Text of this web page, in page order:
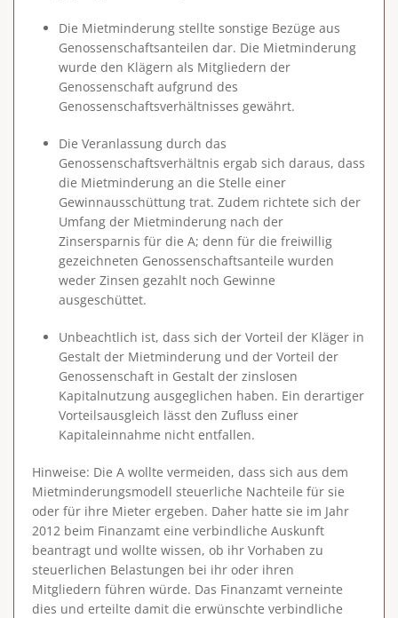
Die Mietminderung stellte sonstige Bezüge aus
Genossenschaftsanteilen dar. Die Mietminderung
wurde den Klägern als Mitgliedern der
Genossenschaft aufgrund des
Genossenschaftsverhältnisses gewährt.
Die Veranlassung durch das
Genossenschaftsverhältnis ergab sich daraus, dass
die Mietminderung an die Stelle einer
Gewinnausschüttung trat. Zudem richtete sich der
Umfang der Mietminderung nach der
Zinsersparnis für die A; denn für die freiwillig
gezeichneten Genossenschaftsanteile wurden
weder Zinsen gezahlt noch Gewinne
ausgeschüttet.
Unbeachtlich ist, dass sich der Vorteil der Kläger in
Gestalt der Mietminderung und der Vorteil der
Genossenschaft in Gestalt der zinslosen
Kapitalnutzung ausgeglichen haben. Ein derartiger
Vorteilsausgleich lässt den Zufluss einer
Kapitaleinnahme nicht entfallen.
Hinweise: Die A wollte vermeiden, dass sich aus dem
Mietminderungsmodell steuerliche Nachteile für sie
oder für ihre Mieter ergeben. Daher hatte sie im Jahr
2012 beim Finanzamt eine verbindliche Auskunft
beantragt und wollte wissen, ob ihr Vorhaben zu
steuerlichen Belastungen bei ihr oder ihren
Mitgliedern führen würde. Das Finanzamt verneinte
dies und erteilte damit die erwünschte verbindliche